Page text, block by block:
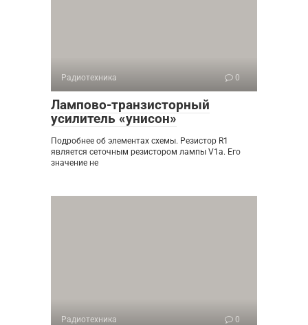
Радиотехника 0
Лампово-транзисторный
усилитель «унисон»
Подробнее об элементах схемы. Резистор R1
является сеточным резистором лампы V1a. Его
значение не
Радиотехника 0